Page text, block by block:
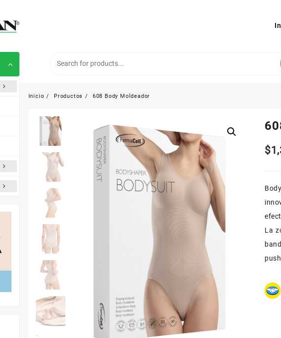
Inicio Productos 608 Body Moldeador
$
La